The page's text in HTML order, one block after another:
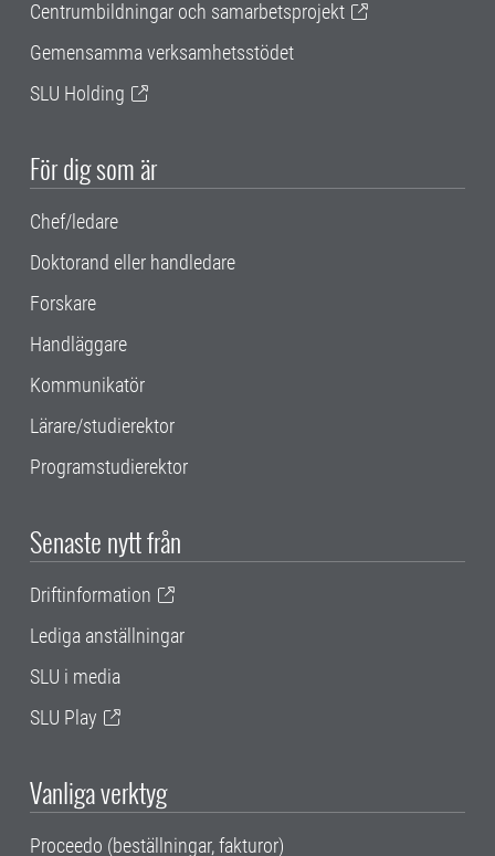
Centrumbildningar och samarbetsprojekt
Gemensamma verksamhetsstödet
SLU Holding
För dig som är
Chef/ledare
Doktorand eller handledare
Forskare
Handläggare
Kommunikatör
Lärare/studierektor
Programstudierektor
Senaste nytt från
Driftinformation
Lediga anställningar
SLU i media
SLU Play
Vanliga verktyg
Proceedo (beställningar, fakturor)